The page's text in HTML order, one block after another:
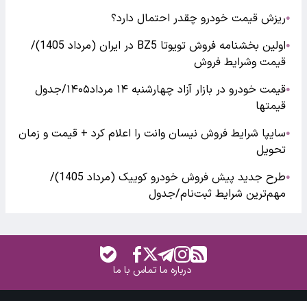
●ریزش قیمت خودرو چقدر احتمال دارد؟
●
اولین بخشنامه فروش تویوتا BZ5 در ایران (مرداد 1405)/
قیمت وشرایط فروش
●
قیمت خودرو در بازار آزاد چهارشنبه ۱۴ مرداد۱۴۰۵/جدول
قیمتها
●سایپا شرایط فروش نیسان وانت را اعلام کرد + قیمت و زمان
تحویل
●
طرح جدید پیش فروش خودرو کوییک (مرداد 1405)/
مهم‌ترین شرایط ثبت‌نام/جدول
درباره ماتماس با ما